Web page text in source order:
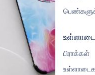
உள்ளாடை
பிராக்கள்